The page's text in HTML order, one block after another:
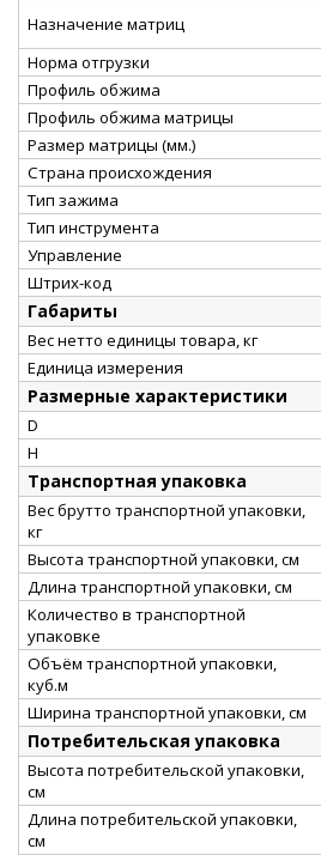
Назначение матриц
Норма отгрузки
Профиль обжима
Профиль обжима матрицы
Размер матрицы (мм.)
Страна происхождения
Тип зажима
Тип инструмента
Управление
Штрих-код
Габариты
Вес нетто единицы товара, кг
Единица измерения
Размерные характеристики
D
H
Транспортная упаковка
Вес брутто транспортной упаковки,
кг
Высота транспортной упаковки, см
Длина транспортной упаковки, см
Количество в транспортной
упаковке
Объём транспортной упаковки,
куб.м
Ширина транспортной упаковки, см
Потребительская упаковка
Высота потребительской упаковки,
см
Длина потребительской упаковки,
см